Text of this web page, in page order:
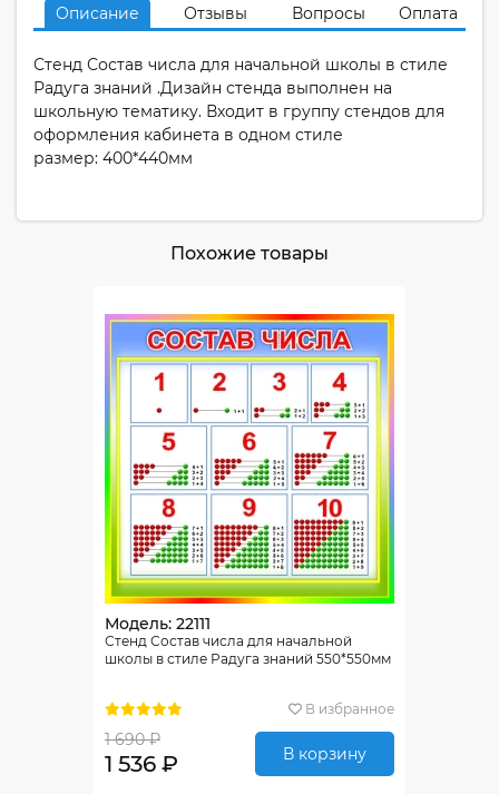
Описание Отзывы Вопросы Оплата
Стенд Состав числа для начальной школы в стиле
Радуга знаний .Дизайн стенда выполнен на
школьную тематику. Входит в группу стендов для
оформления кабинета в одном стиле
размер: 400*440мм
Похожие товары
Модель: 22111
Стенд Состав числа для начальной
школы в стиле Радуга знаний 550*550мм
В избранное
1 690 ₽
1 536 ₽ В корзину